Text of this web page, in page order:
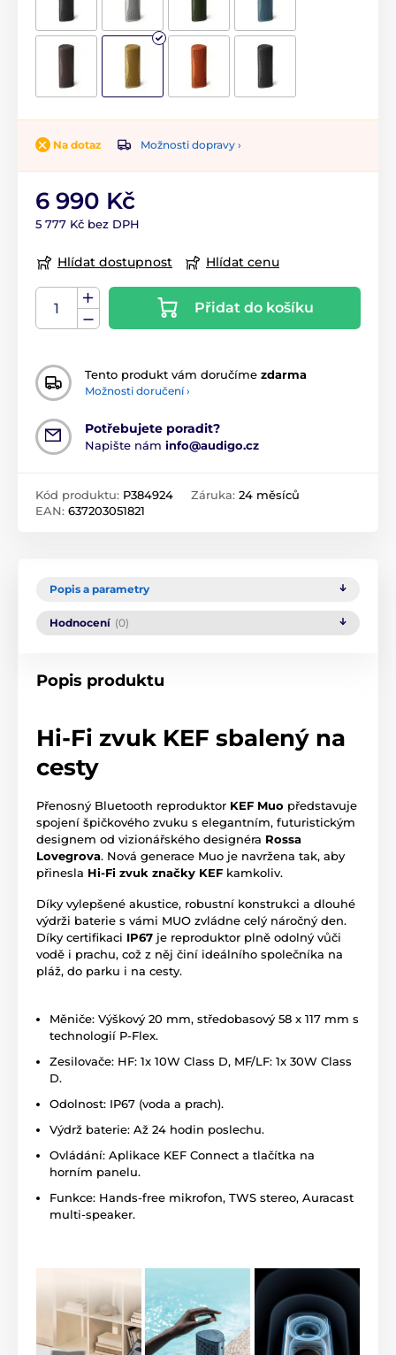
Na dotaz Možnosti dopravy ›
6 990 Kč
5 777 Kč bez DPH
Hlídat dostupnost Hlídat cenu
Přidat do košíku
Tento produkt vám doručíme zdarma
Možnosti doručení ›
Potřebujete poradit?
Napište nám info@audigo.cz
Kód produktu: P384924
EAN: 637203051821
Záruka: 24 měsíců
Popis a parametry
Hodnocení (0)
Popis produktu
Hi-Fi zvuk KEF sbalený na
cesty
Přenosný Bluetooth reproduktor KEF Muo představuje
spojení špičkového zvuku s elegantním, futuristickým
designem od vizionářského designéra Rossa
Lovegrova. Nová generace Muo je navržena tak, aby
přinesla Hi-Fi zvuk značky KEF kamkoliv.
Díky vylepšené akustice, robustní konstrukci a dlouhé
výdrži baterie s vámi MUO zvládne celý náročný den.
Díky certifikaci IP67 je reproduktor plně odolný vůči
vodě i prachu, což z něj činí ideálního společníka na
pláž, do parku i na cesty.
Měniče: Výškový 20 mm, středobasový 58 x 117 mm s
technologií P-Flex.
Zesilovače: HF: 1x 10W Class D, MF/LF: 1x 30W Class
D.
Odolnost: IP67 (voda a prach).
Výdrž baterie: Až 24 hodin poslechu.
Ovládání: Aplikace KEF Connect a tlačítka na
horním panelu.
Funkce: Hands-free mikrofon, TWS stereo, Auracast
multi-speaker.